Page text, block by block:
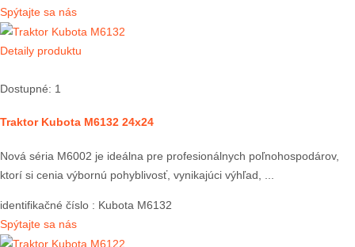
Spýtajte sa nás
Detaily produktu
Dostupné: 1
Traktor Kubota M6132 24x24
Nová séria M6002 je ideálna pre profesionálnych poľnohospodárov,
ktorí si cenia výbornú pohyblivosť, vynikajúci výhľad, ...
identifikačné číslo : Kubota M6132
Spýtajte sa nás